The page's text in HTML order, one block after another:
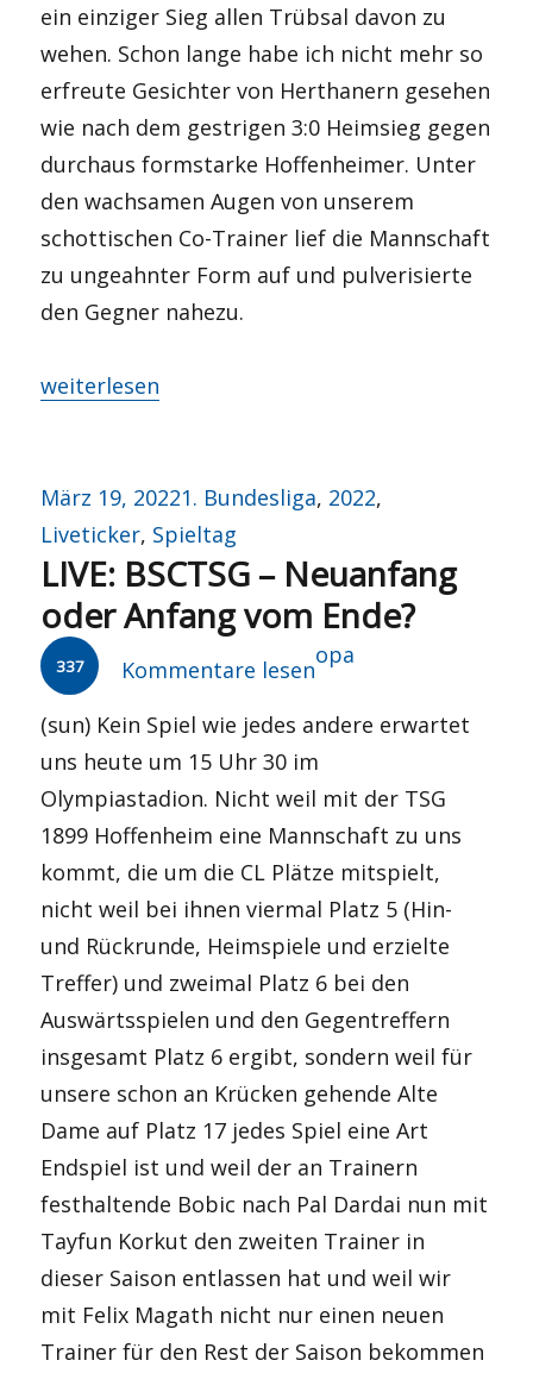
ein einziger Sieg allen Trübsal davon zu
wehen. Schon lange habe ich nicht mehr so
erfreute Gesichter von Herthanern gesehen
wie nach dem gestrigen 3:0 Heimsieg gegen
durchaus formstarke Hoffenheimer. Unter
den wachsamen Augen von unserem
schottischen Co-Trainer lief die Mannschaft
zu ungeahnter Form auf und pulverisierte
den Gegner nahezu.
„So ein Käse“
weiterlesen
Veröffentlicht
am
März 19, 2022Kategorien
1. Bundesliga, 2022,
Liveticker, Spieltag
LIVE: BSCTSG – Neuanfang
oder Anfang vom Ende?
337 Kommentare lesen
Autor
opa
(sun) Kein Spiel wie jedes andere erwartet
uns heute um 15 Uhr 30 im
Olympiastadion. Nicht weil mit der TSG
1899 Hoffenheim eine Mannschaft zu uns
kommt, die um die CL Plätze mitspielt,
nicht weil bei ihnen viermal Platz 5 (Hin-
und Rückrunde, Heimspiele und erzielte
Treffer) und zweimal Platz 6 bei den
Auswärtsspielen und den Gegentreffern
insgesamt Platz 6 ergibt, sondern weil für
unsere schon an Krücken gehende Alte
Dame auf Platz 17 jedes Spiel eine Art
Endspiel ist und weil der an Trainern
festhaltende Bobic nach Pal Dardai nun mit
Tayfun Korkut den zweiten Trainer in
dieser Saison entlassen hat und weil wir
mit Felix Magath nicht nur einen neuen
Trainer für den Rest der Saison bekommen